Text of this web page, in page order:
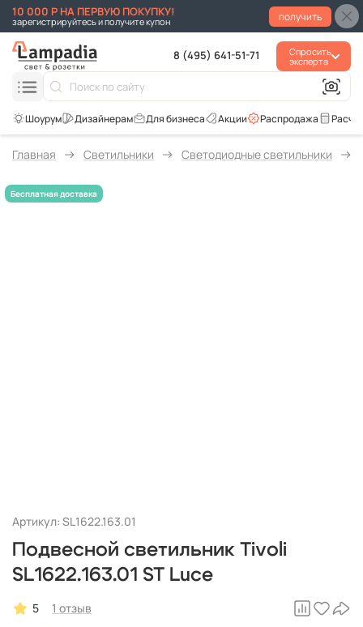
10 000 Р НА ПЕРВУЮ ПОКУПКУ!
зарегистрируйтесь и получите купон получить
8 (495) 641-51-71
Спросить
эксперта
Распродажа
Акции
Для бизнеса
Главная Светильники Светодиодные светильники
Артикул: SL1622.163.01
Подвесной светильник Tivoli
SL1622.163.01 ST Luce
5 1 отзыв